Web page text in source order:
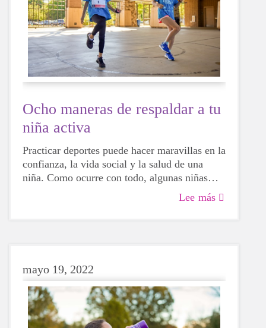
Ocho maneras de respaldar a tu
niña activa
Practicar deportes puede hacer maravillas en la
confianza, la vida social y la salud de una
niña. Como ocurre con todo, algunas niñas
serán más hábiles que otras, pero eso no
significa que no deban intentarlo. Para bien o
Lee más
mayo 19, 2022